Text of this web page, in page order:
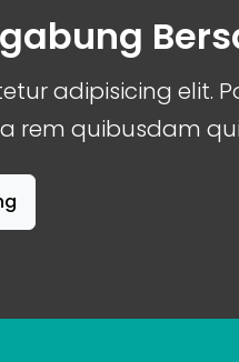
adipisicing elit.
rem quibusdam